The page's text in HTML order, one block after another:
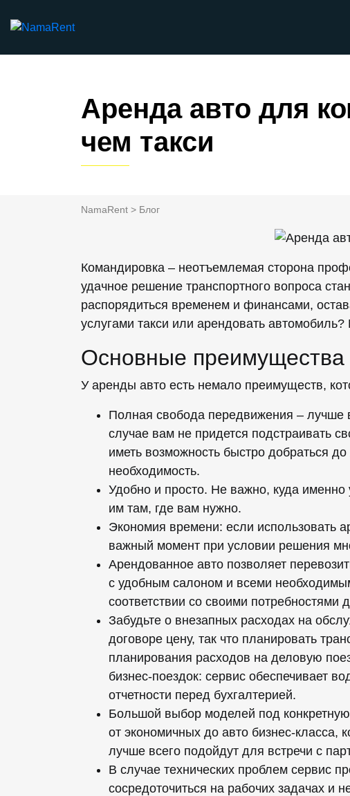
Аренда авто для
чем такси
NamaRent > Блог
Командировка – неотъемлемая сторона
удачное решение транспортного вопроса
распорядиться временем и финансами,
услугами такси или арендовать
Основные преимущества
У аренды авто есть немало преимуществ,
Полная свобода передвижения – лучше
случае вам не придется подстраивать
иметь возможность быстро добраться
необходимость.
Удобно и просто. Не важно, куда
им там, где вам нужно.
Экономия времени: если использовать
важный момент при условии решения
Арендованное авто позволяет
с удобным салоном и всеми
соответствии со своими потребностями
Забудьте о внезапных расходах на
договоре цену, так что планировать
планирования расходов на деловую
бизнес-поездок: сервис обеспечивает
отчетности перед бухгалтерией.
Большой выбор моделей под
от экономичных до авто бизнес-класса,
лучше всего подойдут для встречи с
В случае технических проблем сервис
сосредоточиться на рабочих задачах и